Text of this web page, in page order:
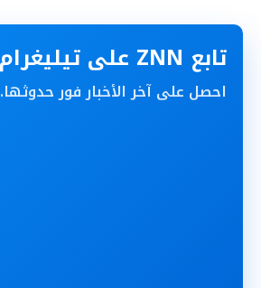
تابع ZNN على تيليغرام
احصل على آخر الأخبار فور حدوثها.